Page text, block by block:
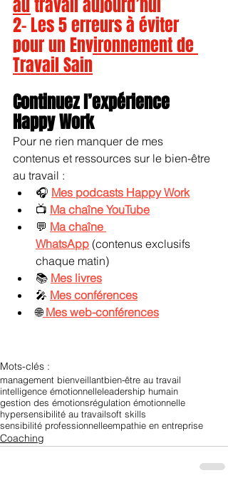
au travail aujourd’hui
2- Les 5 erreurs à éviter
pour un Environnement de
Travail Sain
Continuez l’expérience
Happy Work
Pour ne rien manquer de mes
contenus et ressources sur le bien-être
au travail :
🎧 Mes podcasts Happy Work
📺 Ma chaîne YouTube
💬 Ma chaîne
WhatsApp (contenus exclusifs
chaque matin)
📚 Mes livres
🎤 Mes conférences
🌐 Mes web-conférences
Mots-clés :
management bienveillantbien-être au travail
intelligence émotionnelleleadership humain
gestion des émotionsrégulation émotionnelle
hypersensibilité au travailsoft skills
sensibilité professionnelleempathie en entreprise
Coaching